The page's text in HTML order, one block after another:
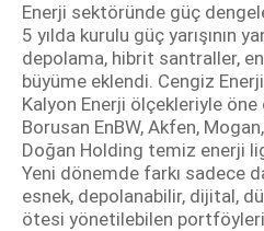
Enerji sektöründe güç
5 yılda kurulu güç yarışının
depolama, hibrit santraller,
büyüme eklendi. Cengiz
Kalyon Enerji ölçekleriyle öne
Borusan EnBW, Akfen,
Doğan Holding temiz enerji
Yeni dönemde farkı sadece
esnek, depolanabilir, dijital,
ötesi yönetilebilen